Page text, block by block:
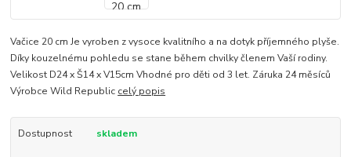
Vačice 20 cm Je vyroben z vysoce kvalitního a na dotyk příjemného plyše.
Díky kouzelnému pohledu se stane během chvilky členem Vaší rodiny.
Velikost D24 x Š14 x V15cm Vhodné pro děti od 3 let. Záruka 24 měsíců
Výrobce Wild Republic celý popis
Dostupnost skladem